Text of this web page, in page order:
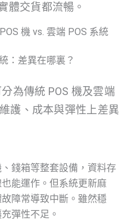
體交貨都流暢。
機 vs. 雲端 POS 系統
：差異在哪裏？
為傳統 POS 機及雲端
護、成本與彈性上差異
錢箱等整套設備，資料存
能運作。但系統更新麻
障常導致中斷。雖然穩
彈性不足。